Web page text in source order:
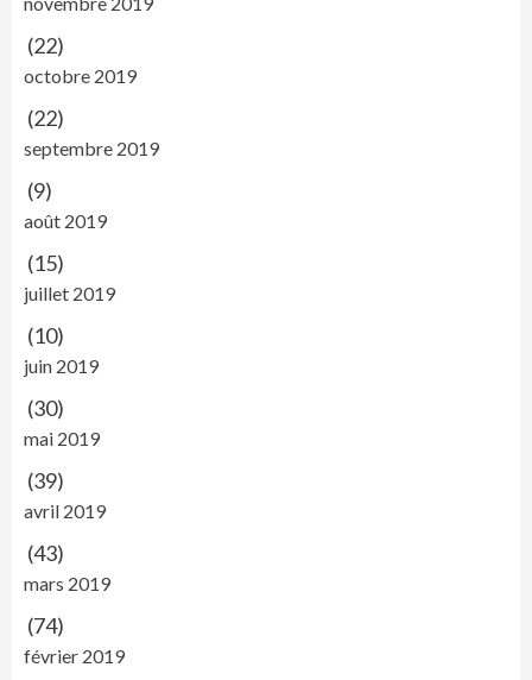
(22)
octobre 2019
(22)
septembre 2019
(9)
août 2019
(15)
juillet 2019
(10)
juin 2019
(30)
mai 2019
(39)
avril 2019
(43)
mars 2019
(74)
février 2019